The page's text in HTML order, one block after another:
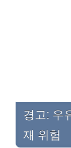
경고: 우
재 위험